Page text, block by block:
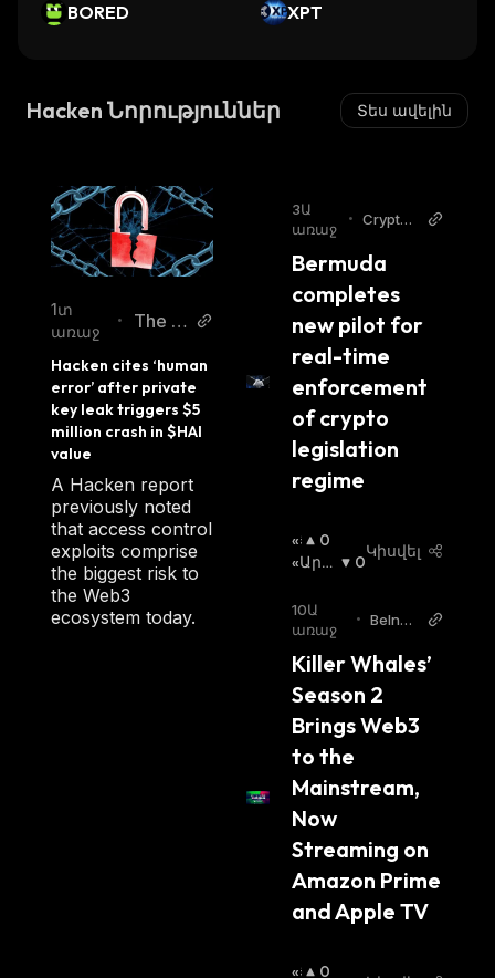
y
BORED XPT
Hacken Նորություններ Տես ավելին
1տ
առաջ
•
The Bl
Hacken cites ‘human
error’ after private
key leak triggers $5
million crash in $HAI
value
A Hacken report
previously noted
that access control
exploits comprise
the biggest risk to
the Web3
ecosystem today.
3Ա
առաջ
•
Cryptop
Bermuda
completes
new pilot for
real-time
enforcement
of crypto
legislation
regime
«Ց
Լ
Շ
Ո
Կ
Ա
:
0
«Արջ
Ւկա
0
Կիսվել
10Ա
առաջ
•
BeInCr
Killer Whales’
Season 2
Brings Web3
to the
Mainstream,
Now
Streaming on
Amazon Prime
and Apple TV
«Ց 0